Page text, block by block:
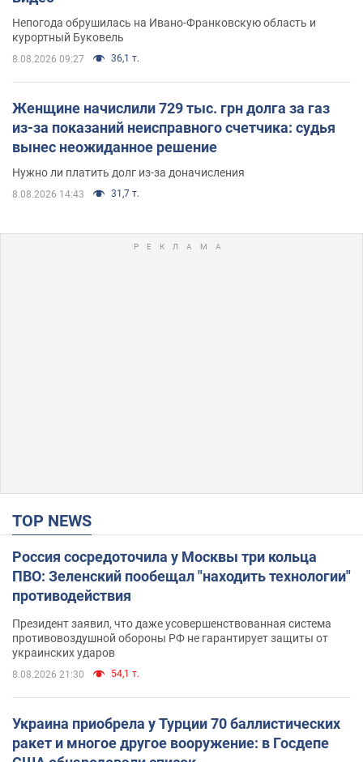
Непогода обрушилась на Ивано-Франковскую область и
курортный Буковель
8.08.2026 09:27 36,1 т.
Женщине начислили 729 тыс. грн долга за газ
из-за показаний неисправного счетчика: судья
вынес неожиданное решение
Нужно ли платить долг из-за доначисления
8.08.2026 14:43 31,7 т.
TOP NEWS
Россия сосредоточила у Москвы три кольца
ПВО: Зеленский пообещал "находить технологии"
противодействия
Президент заявил, что даже усовершенствованная система
противовоздушной обороны РФ не гарантирует защиты от
украинских ударов
8.08.2026 21:30 54,1 т.
Украина приобрела у Турции 70 баллистических
ракет и многое другое вооружение: в Госдепе